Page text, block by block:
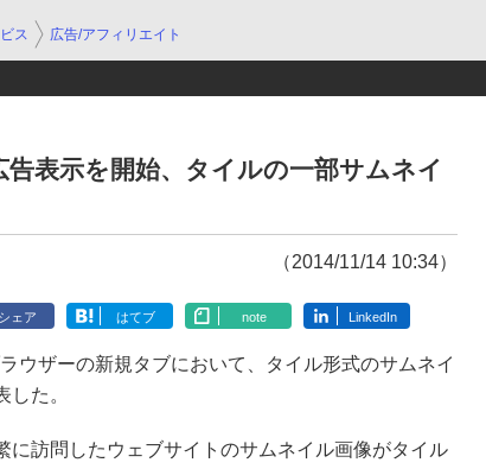
ス 広告/アフィリエイト
表示を開始、タイルの一部サムネイ
（2014/11/14 10:34）
シェア はてブ note LinkedIn
ウザーの新規タブにおいて、タイル形式のサムネイ
た。
訪問したウェブサイトのサムネイル画像がタイル